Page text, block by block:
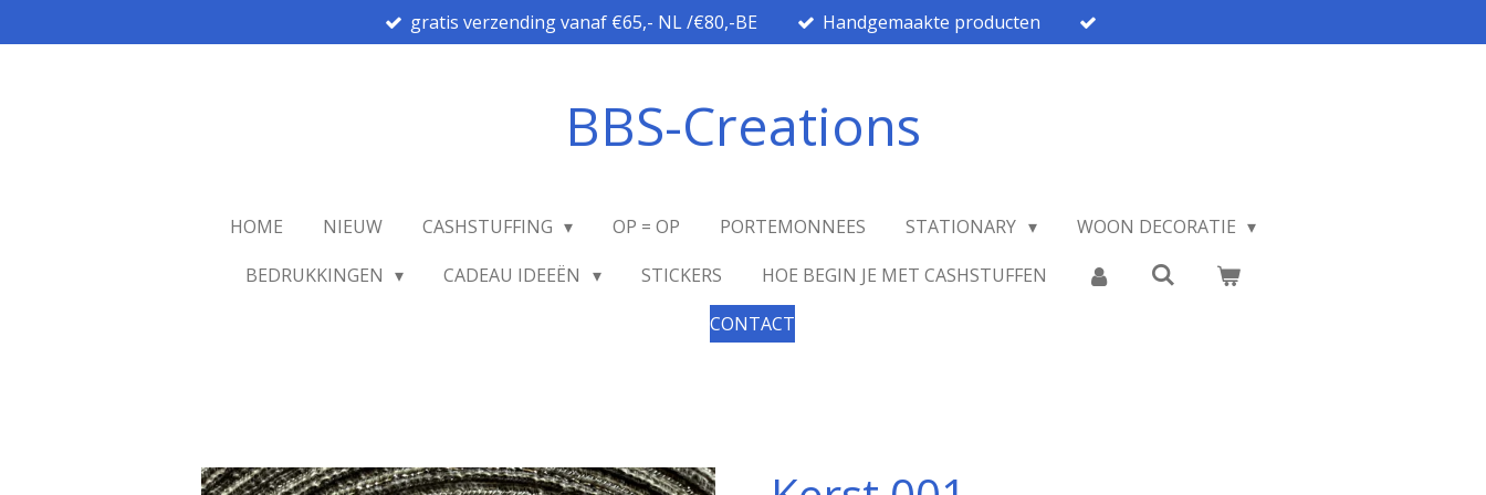
direct
gratis verzending vanaf €65,- NL /€80,-BE Handgemaakte producten
BBS-Creations
HOME NIEUW CASHSTUFFING OP = OP PORTEMONNEES STATIONARY
WOON DECORATIE
BEDRUKKINGEN
CADEAU IDEEËN STICKERS
HOE BEGIN JE MET CASHSTUFFEN
CONTACT